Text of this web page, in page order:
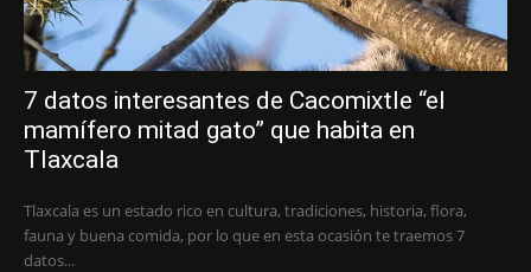
7 datos interesantes de Cacomixtle “el
mamífero mitad gato” que habita en
Tlaxcala
Tlaxcala es un estado rico en cultura, tradiciones, historia, flora,
fauna y buena comida, por lo que en esta ocasión te traemos 7
datos...